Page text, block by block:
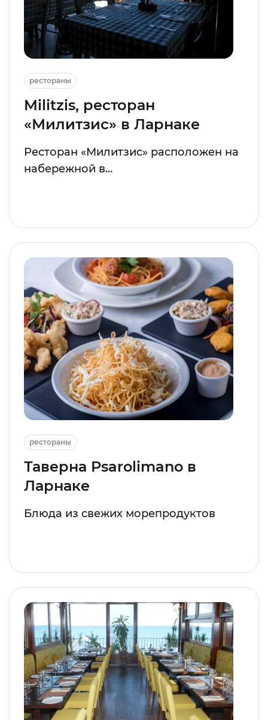
рестораны
Militzis, ресторан
«Милитзис» в Ларнаке
Ресторан «Милитзис» расположен на
набережной в…
рестораны
Таверна Psarolimano в
Ларнаке
Блюда из свежих морепродуктов